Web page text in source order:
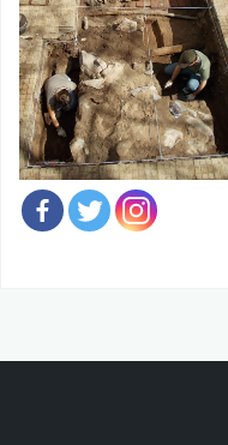
Compartir página